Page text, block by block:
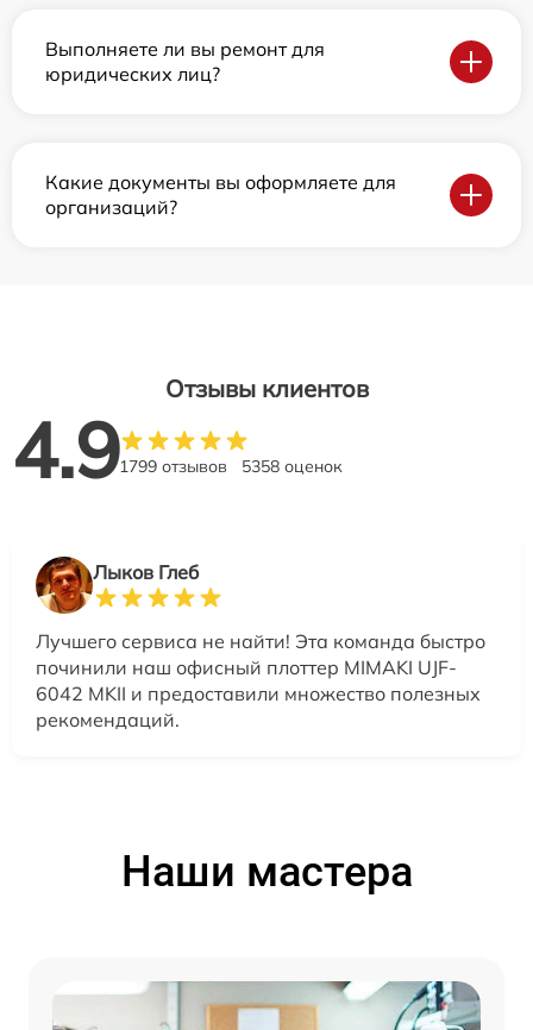
Выполняете ли вы ремонт для
юридических лиц?
Какие документы вы оформляете для
организаций?
Отзывы клиентов
4.91799 отзывов 5358 оценок
Лыков Глеб
Лучшего сервиса не найти! Эта команда быстро
починили наш офисный плоттер MIMAKI UJF-
6042 MKII и предоставили множество полезных
рекомендаций.
Наши мастера